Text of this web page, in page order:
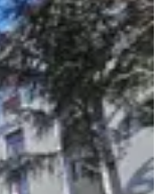
Meridyen
3+1 Daire
08.08.2026